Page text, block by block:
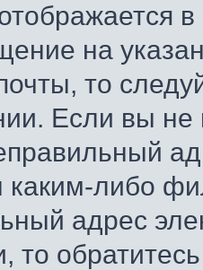
на
то
Если вы
каким-либо
адрес
то